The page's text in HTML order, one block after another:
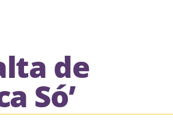
de
Só’